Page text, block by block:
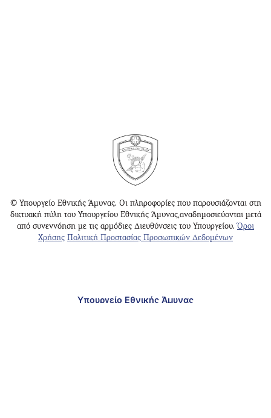
© Υπουργείο Εθνικής Άμυνας. Οι πληροφορίες που παρουσιάζονται στη
δικτυακή πύλη του Υπουργείου Εθνικής Άμυνας,αναδημοσιεύονται μετά
από συνεννόηση με τις αρμόδιες Διευθύνσεις του Υπουργείου.Όροι
Χρήσης Πολιτική Προστασίας Προσωπικών Δεδομένων
Υπουργείο Εθνικής Άμυνας